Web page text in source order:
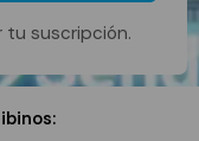
tu suscripción.